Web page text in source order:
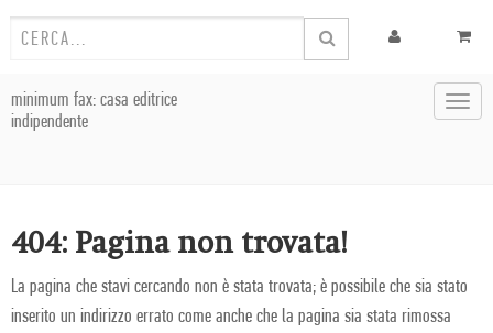
minimum fax: casa editrice
indipendente
404: Pagina non trovata!
La pagina che stavi cercando non è stata trovata; è possibile che sia stato
inserito un indirizzo errato come anche che la pagina sia stata rimossa